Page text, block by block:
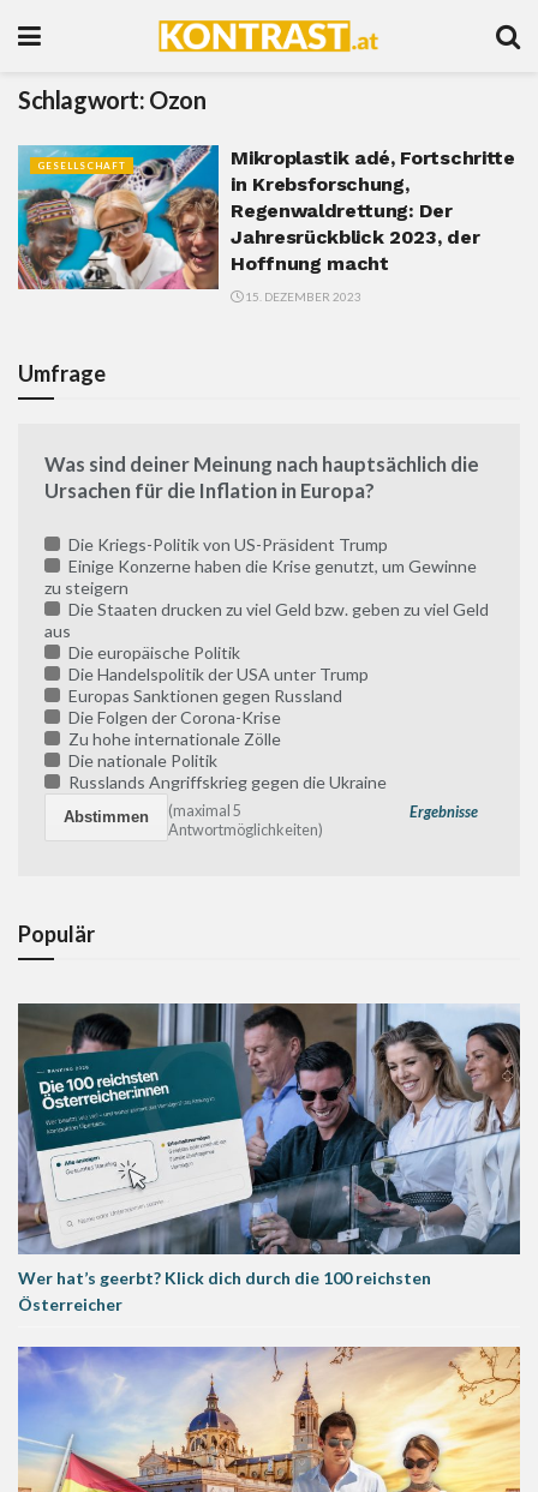
Schlagwort: Ozon
GESELLSCHAFT
Mikroplastik adé, Fortschritte
in Krebsforschung,
Regenwaldrettung: Der
Jahresrückblick 2023, der
Hoffnung macht
15. DEZEMBER 2023
Umfrage
Was sind deiner Meinung nach hauptsächlich die
Ursachen für die Inflation in Europa?
Die Kriegs-Politik von US-Präsident Trump
Einige Konzerne haben die Krise genutzt, um Gewinne
zu steigern
Die Staaten drucken zu viel Geld bzw. geben zu viel Geld
aus
Die europäische Politik
Die Handelspolitik der USA unter Trump
Europas Sanktionen gegen Russland
Die Folgen der Corona-Krise
Zu hohe internationale Zölle
Die nationale Politik
Russlands Angriffskrieg gegen die Ukraine
Ergebnisse
(maximal 5
Antwortmöglichkeiten)
Populär
Wer hat’s geerbt? Klick dich durch die 100 reichsten
Österreicher